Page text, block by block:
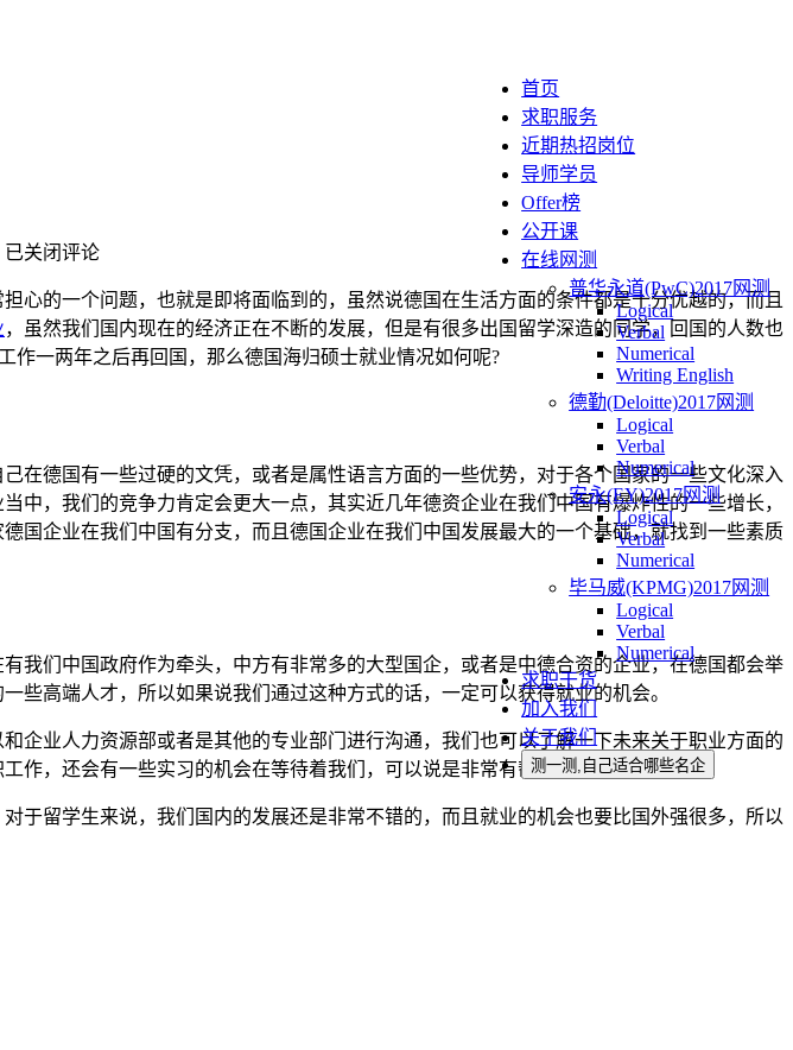
首页
求职服务
近期热招岗位
导师学员
Offer榜
公开课
在线网测
普华永道(PwC)2017网测
Logical
Verbal
Numerical
Writing English
德勤(Deloitte)2017网测
Logical
Verbal
Numerical
安永(EY)2017网测
Logical
Verbal
Numerical
毕马威(KPMG)2017网测
Logical
Verbal
Numerical
求职干货
加入我们
关于我们
测一测,自己适合哪些名企
已关闭评论
的一个问题，也就是即将面临到的，虽然说德国在生活方面的条件都是十分优越的，而且
，虽然我们国内现在的经济正在不断的发展，但是有很多出国留学深造的同学，回国的人数也
作一两年之后再回国，那么德国海归硕士就业情况如何呢?
在德国有一些过硬的文凭，或者是属性语言方面的一些优势，对于各个国家的一些文化深入
，我们的竞争力肯定会更大一点，其实近几年德资企业在我们中国有爆炸性的一些增长，
国企业在我们中国有分支，而且德国企业在我们中国发展最大的一个基础，就找到一些素质
我们中国政府作为牵头，中方有非常多的大型国企，或者是中德合资的企业，在德国都会举
高端人才，所以如果说我们通过这种方式的话，一定可以获得就业的机会。
企业人力资源部或者是其他的专业部门进行沟通，我们也可以了解一下未来关于职业方面的
作，还会有一些实习的机会在等待着我们，可以说是非常有帮助的啦。
于留学生来说，我们国内的发展还是非常不错的，而且就业的机会也要比国外强很多，所以